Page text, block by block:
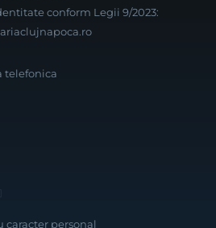
conform Legii 9/2023:
telefonica
caracter personal